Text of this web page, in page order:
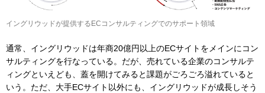
イングリウッドが提供するECコンサルティングでのサポート領域
通常、イングリウッドは年商20億円以上のECサイトをメインにコン
サルティングを行なっている。だが、売れている企業のコンサルテ
ィングといえども、蓋を開けてみると課題がごろごろ溢れていると
いう。ただ、大手ECサイト以外にも、イングリウッドが成長しそう